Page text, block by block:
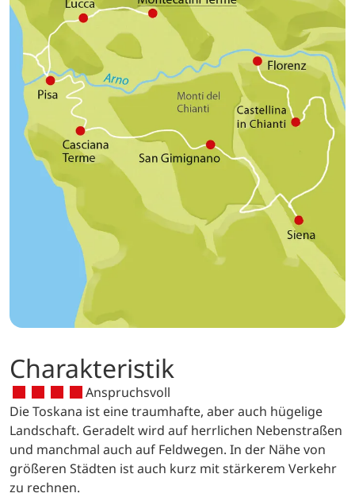
wunderschönen Florenz.
Charakteristik
Anspruchsvoll
Die Toskana ist eine traumhafte, aber auch hügelige
Landschaft. Geradelt wird auf herrlichen Nebenstraßen
und manchmal auch auf Feldwegen. In der Nähe von
größeren Städten ist auch kurz mit stärkerem Verkehr
zu rechnen.